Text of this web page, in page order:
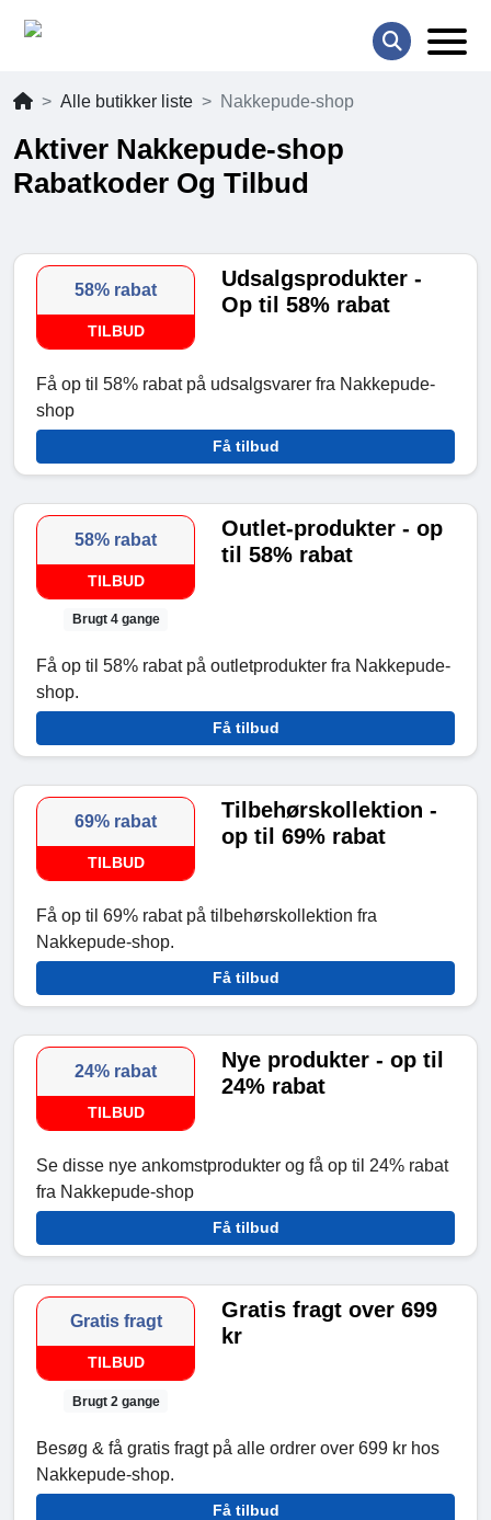
Alle butikker liste Nakkepude-shop
Aktiver Nakkepude-shop
Rabatkoder Og Tilbud
58% rabat
TILBUD
Udsalgsprodukter -
Op til 58% rabat
Få op til 58% rabat på udsalgsvarer fra Nakkepude-
shop
Få tilbud
58% rabat
TILBUD
Brugt 4 gange
Outlet-produkter - op
til 58% rabat
Få op til 58% rabat på outletprodukter fra Nakkepude-
shop.
Få tilbud
69% rabat
TILBUD
Tilbehørskollektion -
op til 69% rabat
Få op til 69% rabat på tilbehørskollektion fra
Nakkepude-shop.
Få tilbud
24% rabat
TILBUD
Nye produkter - op til
24% rabat
Se disse nye ankomstprodukter og få op til 24% rabat
fra Nakkepude-shop
Få tilbud
Gratis fragt
TILBUD
Brugt 2 gange
Gratis fragt over 699
kr
Besøg & få gratis fragt på alle ordrer over 699 kr hos
Nakkepude-shop.
Få tilbud